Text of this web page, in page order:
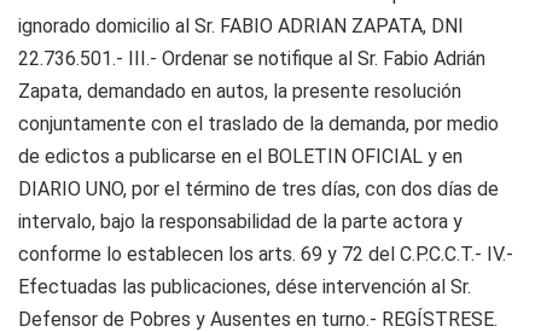
ignorado domicilio al Sr. FABIO ADRIAN ZAPATA, DNI
22.736.501.- III.- Ordenar se notifique al Sr. Fabio Adrián
Zapata, demandado en autos, la presente resolución
conjuntamente con el traslado de la demanda, por medio
de edictos a publicarse en el BOLETIN OFICIAL y en
DIARIO UNO, por el término de tres días, con dos días de
intervalo, bajo la responsabilidad de la parte actora y
conforme lo establecen los arts. 69 y 72 del C.P.C.C.T.- IV.-
Efectuadas las publicaciones, dése intervención al Sr.
Defensor de Pobres y Ausentes en turno.- REGÍSTRESE.